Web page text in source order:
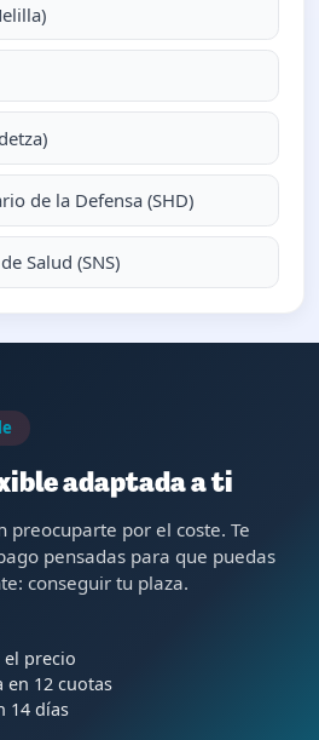
de la Defensa (SHD)
Salud (SNS)
adaptada a ti
preocuparte por el coste. Te
pensadas para que puedas
conseguir tu plaza.
precio
en 12 cuotas
14 días